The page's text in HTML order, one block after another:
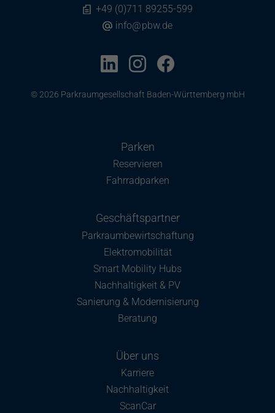
+49 (0)711 89255-599
info@pbw.de
© 2026 Parkraumgesellschaft Baden-Württemberg mbH
Parken
Reservieren
Fahrradparken
Geschäftspartner
Parkraumbewirtschaftung
Elektromobilität
Smart Mobility Hubs
Nachhaltigkeit & PV
Sanierung & Modernisierung
Beratung
Über uns
Karriere
Nachhaltigkeit
ScanCar